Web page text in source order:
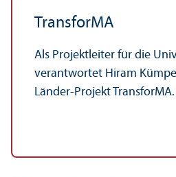
Trans­forMA
Als Projektleiter für die
verantwortet Hiram
Länder-Projekt Trans­forMA.